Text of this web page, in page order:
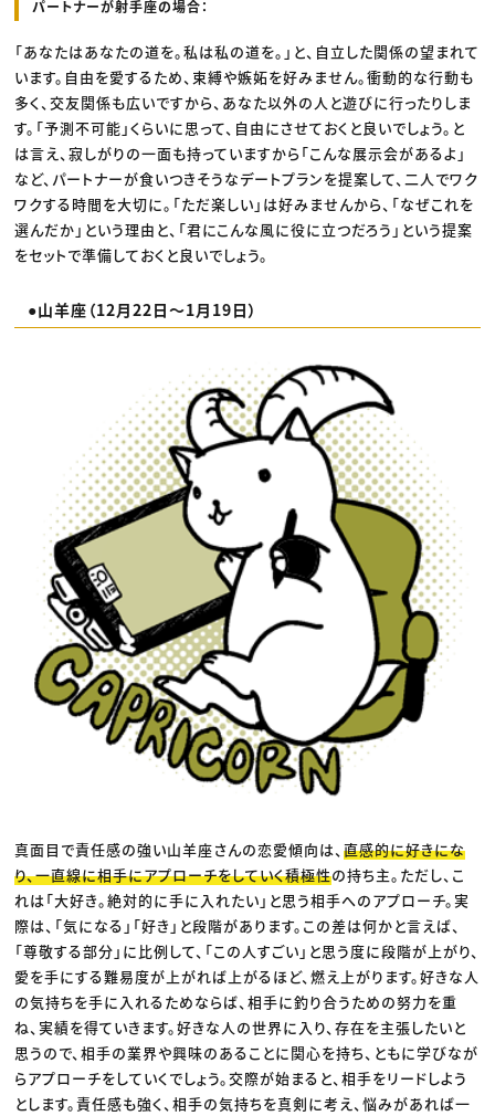
パートナーが射手座の場合：
「あなたはあなたの道を。私は私の道を。」と、自立した関係の望まれて
います。自由を愛するため、束縛や嫉妬を好みません。衝動的な行動も
多く、交友関係も広いですから、あなた以外の人と遊びに行ったりしま
す。「予測不可能」くらいに思って、自由にさせておくと良いでしょう。と
は言え、寂しがりの一面も持っていますから「こんな展示会があるよ」
など、パートナーが食いつきそうなデートプランを提案して、二人でワク
ワクする時間を大切に。「ただ楽しい」は好みませんから、「なぜこれを
選んだか」という理由と、「君にこんな風に役に立つだろう」という提案
をセットで準備しておくと良いでしょう。
●山羊座（12月22日〜1月19日）
真面目で責任感の強い山羊座さんの恋愛傾向は、直感的に好きにな
り、一直線に相手にアプローチをしていく積極性の持ち主。ただし、こ
れは「大好き。絶対的に手に入れたい」と思う相手へのアプローチ。実
際は、「気になる」「好き」と段階があります。この差は何かと言えば、
「尊敬する部分」に比例して、「この人すごい」と思う度に段階が上がり、
愛を手にする難易度が上がれば上がるほど、燃え上がります。好きな人
の気持ちを手に入れるためならば、相手に釣り合うための努力を重
ね、実績を得ていきます。好きな人の世界に入り、存在を主張したいと
思うので、相手の業界や興味のあることに関心を持ち、ともに学びなが
らアプローチをしていくでしょう。交際が始まると、相手をリードしよう
とします。責任感も強く、相手の気持ちを真剣に考え、悩みがあれば一